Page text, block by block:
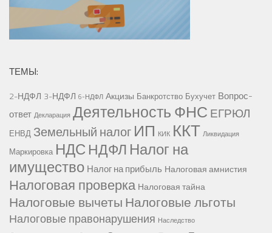
ТЕМЫ:
2-НДФЛ 3-НДФЛ 6-НДФЛ Акцизы Банкротство Бухучет Вопрос-
ответ Декларация Деятельность ФНС ЕГРЮЛ
ЕНВД Земельный налог ИП КИК ККТ Ликвидация
Маркировка НДС НДФЛ Налог на
имущество Налог на прибыль Налоговая амнистия
Налоговая проверка Налоговая тайна
Налоговые вычетыНалоговые льготы
Налоговые правонарушения Наследство